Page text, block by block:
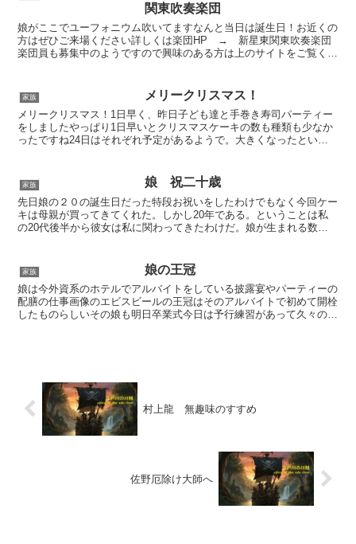
関東吹奏楽団
娘がここでユーフォニウム吹いてますなんと当日は誕生日！お近くの
方はぜひご来場ください詳しくは楽団HP → 新星東関東吹奏楽団
楽団員も募集中のようですので興味のある方は上のサイトをご覧くだ
家族 メリークリスマス！
メリークリスマス！1日早く、昨日子ども達と手巻き寿司パーティー
をしましたやっぱり1日早いとクリスマスケーキの数も種類も少なか
ったですね24日はそれぞれ予定があるようで。大きくなったという
家族 娘 祝二十歳
先日娘の２０の誕生日だった特段お祝いをしたわけでもなく今回ケー
キは母親が買ってきてくれた。しかし20年である。ということは私
の20代後半から彼女は私に関わってきたわけだ。娘が生まれる数日
家族 娘の王冠
娘は今外資系のホテルでアルバイトをしている披露宴やパーティーの
配膳の仕事画像のエビスビールの王冠はそのアルバイトで初めて開栓
したものらしいその娘も明日卒業式今日は予行練習があって久々の登
村上龍 無趣味のすすめ
佐野厄除け大師へ